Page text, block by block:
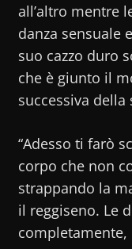
all’altro mentre
danza sensuale
suo cazzo duro
che è giunto il
successiva
“Adesso ti farò
corpo che non
strappando la
il reggiseno. Le